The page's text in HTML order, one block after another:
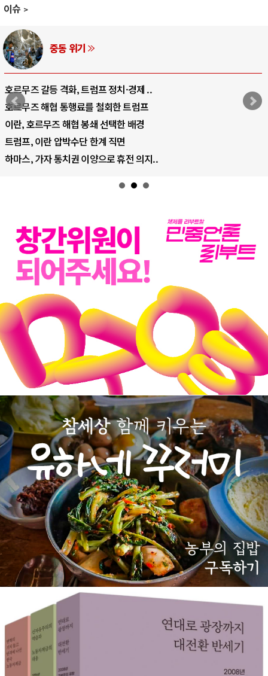
이슈
중동 위기
호르무즈 갈등 격화, 트럼프 정치·경제 ..
호르무즈 해협 통행료를 철회한 트럼프
이란, 호르무즈 해협 봉쇄 선택한 배경
트럼프, 이란 압박수단 한계 직면
하마스, 가자 통치권 이양으로 휴전 의지..